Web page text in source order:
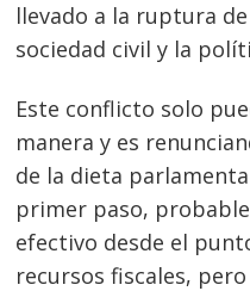
llevado a la ruptura
sociedad civil y la
Este conflicto solo
manera y es
de la dieta
primer paso,
efectivo desde el
recursos fiscales,